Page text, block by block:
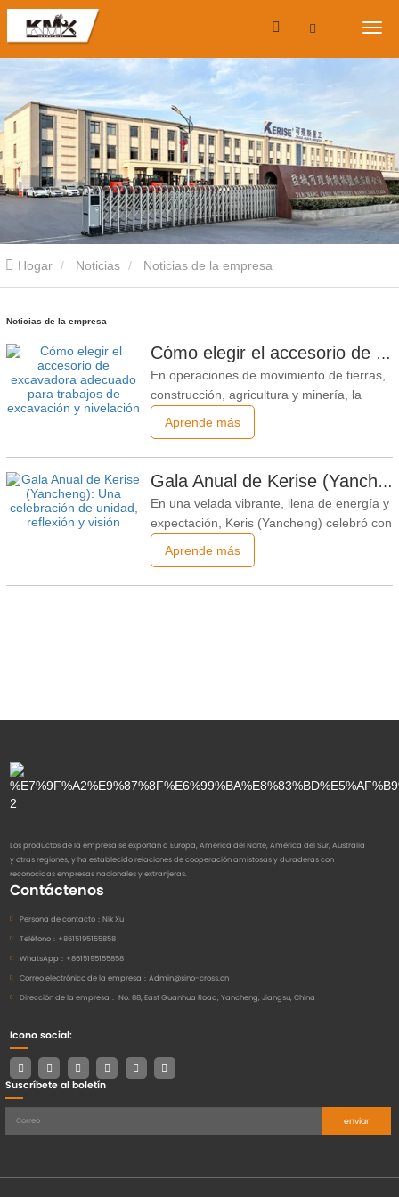
Hogar Noticias Noticias de la empresa
Noticias de la empresa
Cómo elegir el accesorio de excavadora adecuado para trabajos de excavación y nivelación
En operaciones de movimiento de tierras,
construcción, agricultura y minería, la
entre las tareas diarias más comunes.
adecuado es esencial para mejorar la
productividad, garantizar la seguridad y
prolongar la vida útil del
Aprende más
Gala Anual de Kerise (Yancheng): Una celebración de unidad, reflexión y visión
En una velada vibrante, llena de energía y
expectación, Keris (Yancheng) celebró con
empleados de todos los departamentos
Aprende más
Los productos de la empresa se exportan a Europa, América del Norte, América del Sur, Australia
y otras regiones, y ha establecido relaciones de cooperación amistosas y duraderas con
reconocidas empresas nacionales y extranjeras.
Contáctenos
Persona de contacto： Nik Xu
Teléfono： +8615195155858
WhatsApp： +8615195155858
Correo electrónico de la empresa： Admin@sino-cross.cn
Dirección de la empresa： No. 88, East Guanhua Road, Yancheng, Jiangsu, China
Icono social:
Suscríbete al boletín
enviar